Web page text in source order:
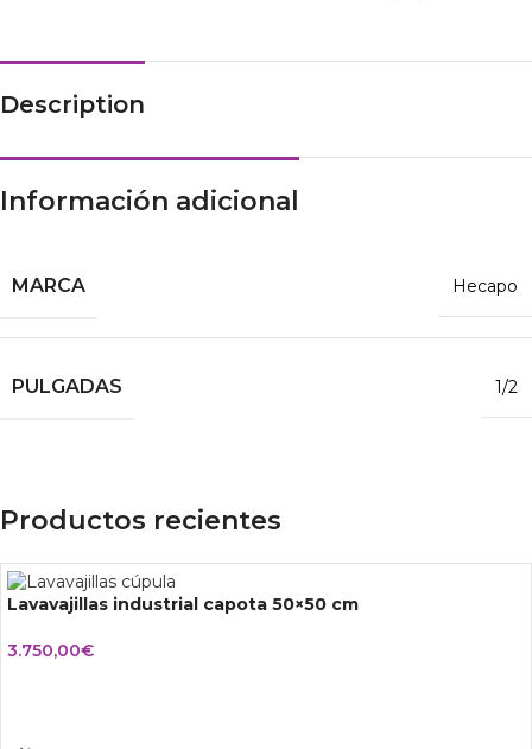
Description
Información adicional
MARCA Hecapo
PULGADAS 1/2
Productos recientes
Lavavajillas industrial capota 50×50 cm
3.750,00€